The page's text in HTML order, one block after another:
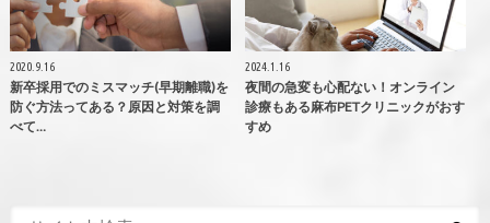
2020.9.16
新卒採用でのミスマッチ(早期離職)を
防ぐ方法ってある？原因と対策を調
べて…
2024.1.16
夜間の急変も心配ない！オンライン
診療もある麻布PETクリニックがおす
すめ